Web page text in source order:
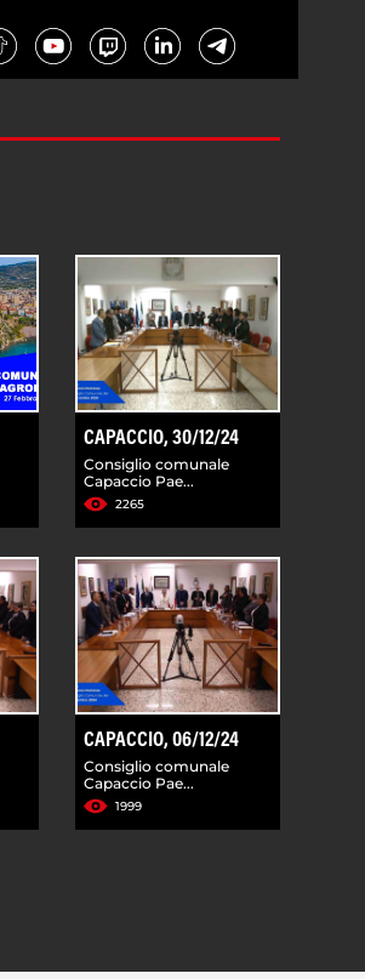
CAPACCIO, 30/12/24
Consiglio comunale
Capaccio Pae...
2265
CAPACCIO, 06/12/24
Consiglio comunale
Capaccio Pae...
1999